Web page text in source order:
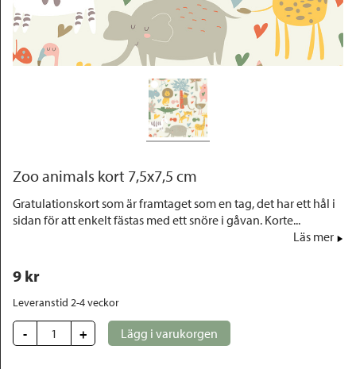
Outlet
Zoo animals kort 7,5x7,5 cm
Gratulationskort som är framtaget som en tag, det har ett hål i
sidan för att enkelt fästas med ett snöre i gåvan. Korte...
Läs mer
9 kr
Leveranstid 2-4 veckor
- + Lägg i varukorgen